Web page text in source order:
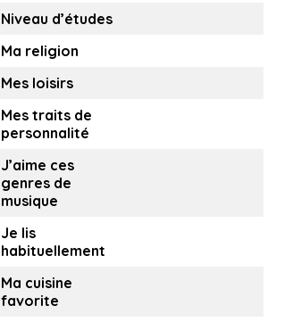
Niveau d’études
Ma religion
Mes loisirs
Mes traits de
personnalité
J’aime ces
genres de
musique
Je lis
habituellement
Ma cuisine
favorite